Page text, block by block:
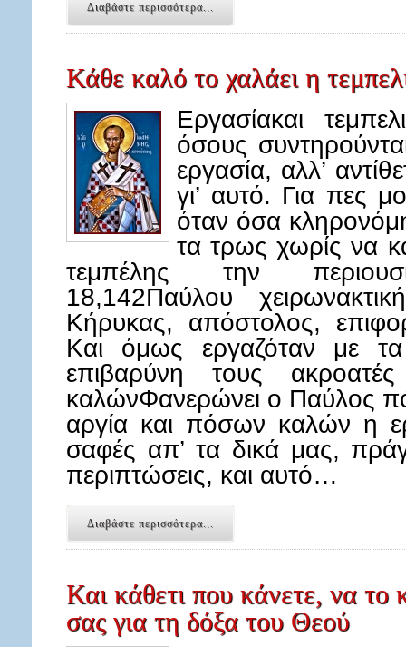
Διαβάστε περισσότερα...
Κάθε καλό το χαλάει η
Εργασίακαι
όσους
εργασία, αλλ’
γι’ αυτό. Για πες
όταν όσα
τα τρως χωρίς να
τεμπέλης την
18,142Παύλου
Κήρυκας, απόστολος,
Και όμως εργαζόταν με
επιβαρύνη τους
καλώνΦανερώνει ο Παύλος
αργία και πόσων καλών η
σαφές απ’ τα δικά μας,
περιπτώσεις, και αυτό…
Διαβάστε περισσότερα...
Και κάθετι που κάνετε, να το
σας για τη δόξα του Θεού